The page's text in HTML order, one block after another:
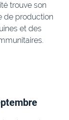
trouve son
de production
et des